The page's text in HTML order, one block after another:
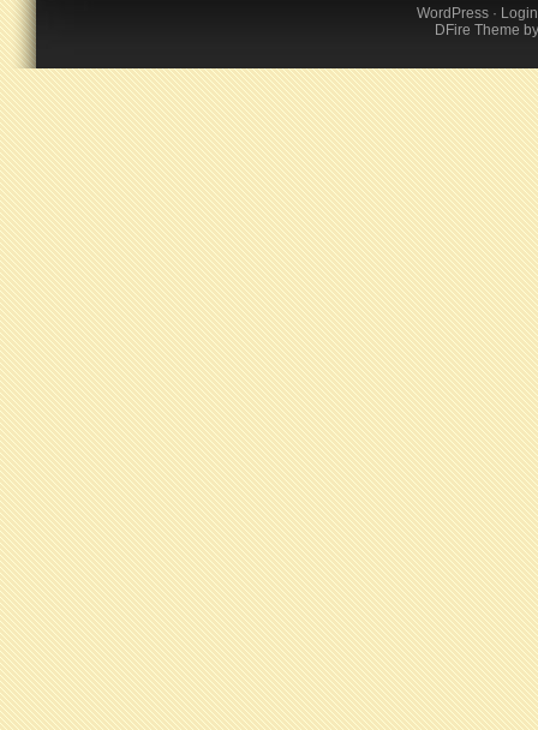
WordPress· Login
DFire Theme